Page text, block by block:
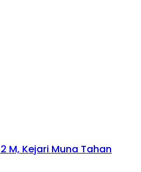
M, Kejari Muna Tahan